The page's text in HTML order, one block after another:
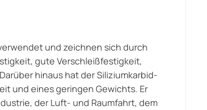
und zeichnen sich durch
gute Verschleißfestigkeit,
hinaus hat der Siliziumkarbid-
und eines geringen Gewichts. Er
der Luft- und Raumfahrt, dem